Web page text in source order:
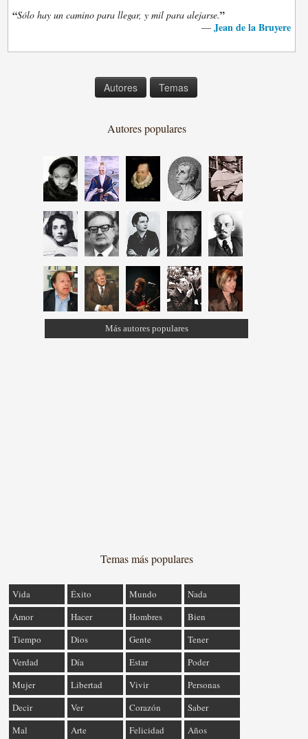
“Sólo hay un camino para llegar, y mil para alejarse.”
— Jean de la Bruyere
Autores Temas
Autores populares
Más autores populares
Temas más populares
Vida Éxito Mundo
Nada
Amor
Hacer Hombres
Bien
Tiempo
Dios Gente
Tener
Verdad
Día Estar
Poder
Mujer
Libertad Vivir
Personas
Decir
Ver Corazón
Saber
Mal
Arte Felicidad Años